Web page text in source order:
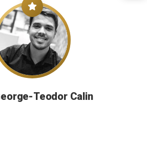
Teodor Calin